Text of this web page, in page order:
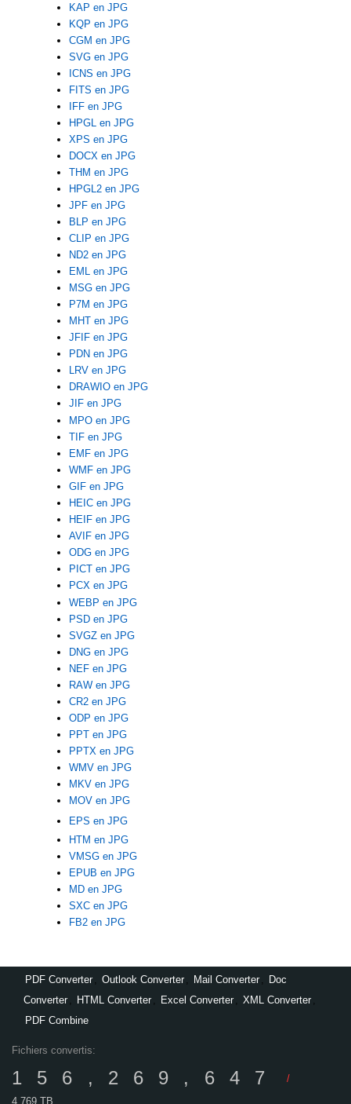
KAP en JPG
KQP en JPG
CGM en JPG
SVG en JPG
ICNS en JPG
FITS en JPG
IFF en JPG
HPGL en JPG
XPS en JPG
DOCX en JPG
THM en JPG
HPGL2 en JPG
JPF en JPG
BLP en JPG
CLIP en JPG
ND2 en JPG
EML en JPG
MSG en JPG
P7M en JPG
MHT en JPG
JFIF en JPG
PDN en JPG
LRV en JPG
DRAWIO en JPG
JIF en JPG
MPO en JPG
TIF en JPG
EMF en JPG
WMF en JPG
GIF en JPG
HEIC en JPG
HEIF en JPG
AVIF en JPG
ODG en JPG
PICT en JPG
PCX en JPG
WEBP en JPG
PSD en JPG
SVGZ en JPG
DNG en JPG
NEF en JPG
RAW en JPG
CR2 en JPG
ODP en JPG
PPT en JPG
PPTX en JPG
WMV en JPG
MKV en JPG
MOV en JPG
EPS en JPG
HTM en JPG
VMSG en JPG
EPUB en JPG
MD en JPG
SXC en JPG
FB2 en JPG
PDF Converter Outlook Converter Mail Converter
Doc
Converter
HTML Converter Excel Converter XML Converter
PDF Combine
Fichiers convertis:
156,269,647
/
4,769 TB